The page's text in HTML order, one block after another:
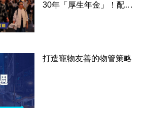
30年「厚生年金」！配偶
打造寵物友善的物管策略